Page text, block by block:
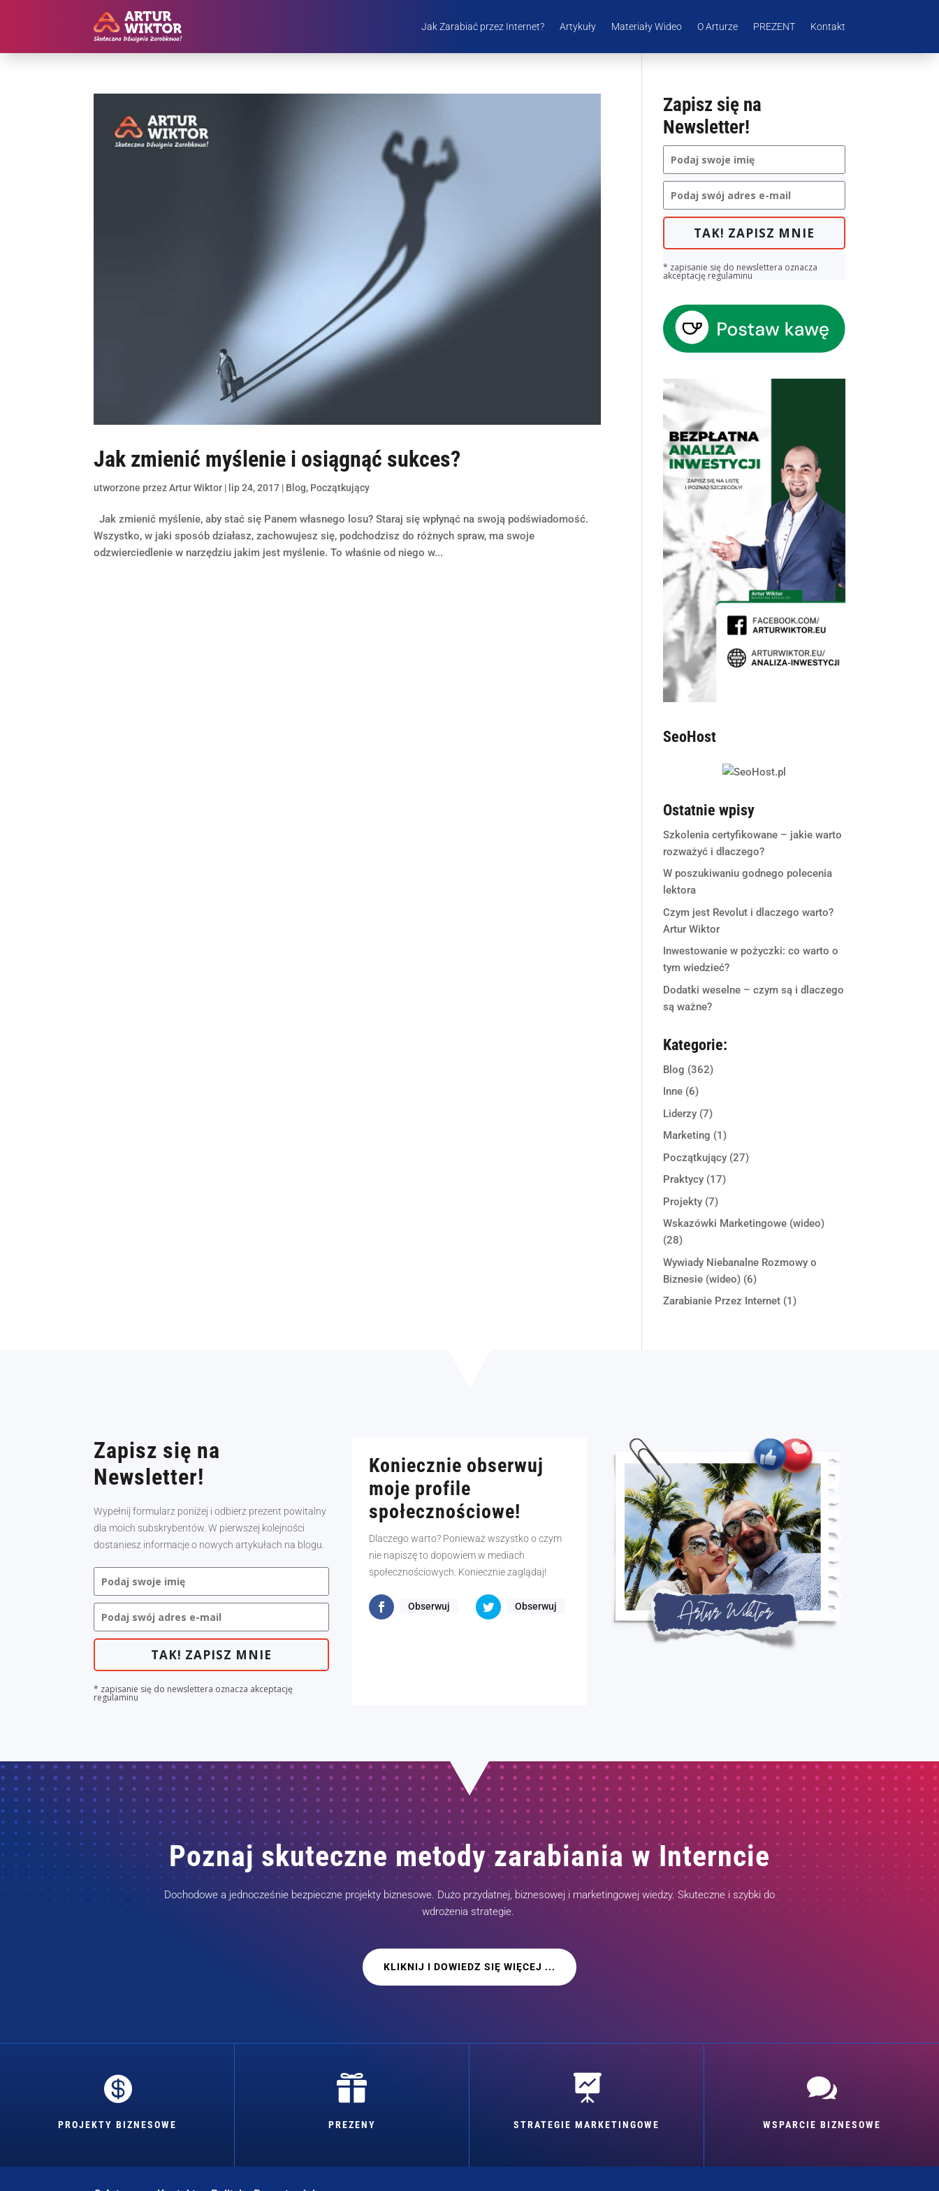
Jak Zarabiać przez Internet? Artykuły Materiały Wideo O Arturze PREZENT Kontakt
Jak zmienić myślenie i osiągnąć sukces?
utworzone przezArtur Wiktor | lip 24, 2017 | Blog, Początkujący
Jak zmienić myślenie, aby stać się Panem własnego losu? Staraj się wpłynąć na swoją podświadomość.
Wszystko, w jaki sposób działasz, zachowujesz się, podchodzisz do różnych spraw, ma swoje
odzwierciedlenie w narzędziu jakim jest myślenie. To właśnie od niego w...
Zapisz się na
Newsletter!
TAK! ZAPISZ MNIE
* zapisanie się do newslettera oznacza
akceptację regulaminu
SeoHost
Ostatnie wpisy
Szkolenia certyfikowane – jakie warto
rozważyć i dlaczego?
W poszukiwaniu godnego polecenia
lektora
Czym jest Revolut i dlaczego warto?
Artur Wiktor
Inwestowanie w pożyczki: co warto o
tym wiedzieć?
Dodatki weselne – czym są i dlaczego
są ważne?
Kategorie:
Blog (362)
Inne (6)
Liderzy (7)
Marketing (1)
Początkujący (27)
Praktycy (17)
Projekty (7)
Wskazówki Marketingowe (wideo)
(28)
Wywiady Niebanalne Rozmowy o
Biznesie (wideo) (6)
Zarabianie Przez Internet (1)
Zapisz się na
Newsletter!
Wypełnij formularz poniżej i odbierz prezent powitalny
dla moich subskrybentów. W pierwszej kolejności
dostaniesz informacje o nowych artykułach na blogu.
TAK! ZAPISZ MNIE
* zapisanie się do newslettera oznacza akceptację
regulaminu
Koniecznie obserwuj
moje profile
społecznościowe!
Dlaczego warto? Ponieważ wszystko o czym
nie napiszę to dopowiem w mediach
społecznościowych. Koniecznie zaglądaj!
Obserwuj Obserwuj
Poznaj skuteczne metody zarabiania w Interncie
Dochodowe a jednocześnie bezpieczne projekty biznesowe. Dużo przydatnej, biznesowej i marketingowej wiedzy. Skuteczne i szybki do
wdrożenia strategie.
KLIKNIJ I DOWIEDZ SIĘ WIĘCEJ ...

PROJEKTY BIZNESOWE

PREZENY

STRATEGIE MARKETINGOWE

WSPARCIE BIZNESOWE